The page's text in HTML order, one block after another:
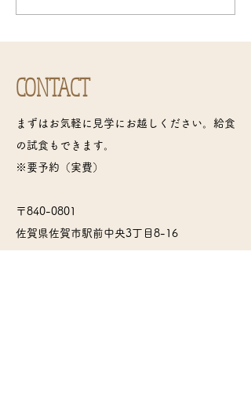
CONTACT
まずはお気軽に見学にお越しください。給食
の試食もできます。
※要予約（実費）
〒840-0801
佐賀県佐賀市駅前中央3丁目8-16